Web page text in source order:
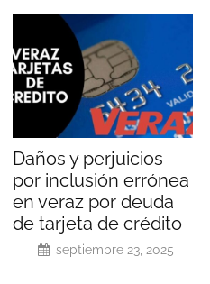
Daños y perjuicios
por inclusión errónea
en veraz por deuda
de tarjeta de crédito
septiembre 23, 2025